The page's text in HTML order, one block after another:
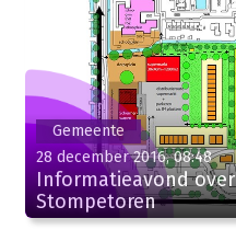
Gemeente
28 december 2016, 08:48
Informatieavond
Stompetoren